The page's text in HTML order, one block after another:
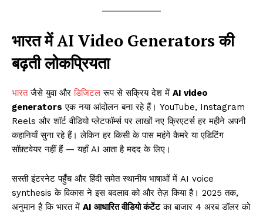
भारत में AI Video Generators की
बढ़ती लोकप्रियता
भारतजैसे युवा औरडिजिटल रूप से सक्रिय देश में AI video
generators एक नया आंदोलन बना रहे हैं। YouTube, Instagram
Reels और शॉर्ट वीडियो प्लेटफॉर्म्स पर लाखों नए क्रिएटर्स हर महीने अपनी
कहानियाँ सुना रहे हैं। लेकिन हर किसी के पास महंगे कैमरे या एडिटिंग
सॉफ़्टवेयर नहीं हैं — यहाँ AI आता है मदद के लिए।
सस्ती इंटरनेट पहुँच और हिंदी समेत स्थानीय भाषाओं में AI voice
synthesis के विकास ने इस बदलाव को और तेज़ किया है। 2025 तक,
अनुमान है कि भारत में AI आधारित वीडियो कंटेंटका बाजार 4 अरब डॉलर को